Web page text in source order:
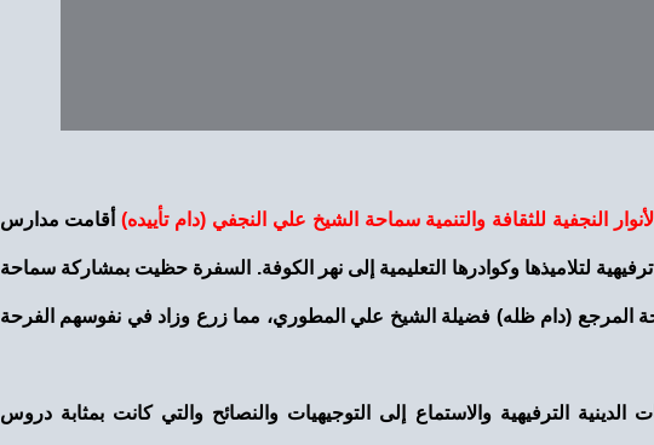
النجفية للثقافة والتنمية سماحة الشيخ علي النجفي (دام تأييده)أقامت مدارس
لتلاميذها وكوادرها التعليمية إلى نهر الكوفة. السفرة حظيت بمشاركة سماحة
المرجع (دام ظله) فضيلة الشيخ علي المطوري، مما زرع وزاد في نفوسهم الفرحة
الدينية الترفيهية والاستماع إلى التوجيهيات والنصائح والتي كانت بمثابة دروس